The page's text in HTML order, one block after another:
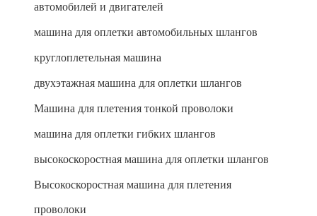
автомобилей и двигателей
машина для оплетки автомобильных шлангов
круглоплетельная машина
двухэтажная машина для оплетки шлангов
Машина для плетения тонкой проволоки
машина для оплетки гибких шлангов
высокоскоростная машина для оплетки шлангов
Высокоскоростная машина для плетения
проволоки